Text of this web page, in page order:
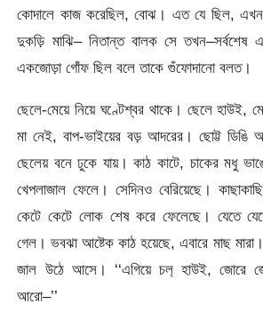
কোদালে কাজ করেছিল, বোঝ। এত যে ছিল, এখন
দুকড়ি মাঝি– নিতান্ত বালক সে তখন–সর্বশেষ
একজোড়া গোঁফ ছিল বলে তাকে গুঁফোদানো বলত।
ছেলে-মেয়ে নিয়ে ঘণ্টেশ্বর থাকে। ছেলে হাউই,
মা নেই, বাপ-ভাইয়ের বড় আদরের। ছোট্ট ডিঙি
ছেলেয় বনে ঢুকে যায়। কাঠ কাটে, চাকের মধু
খেপলাজাল ফেলে। সেদিনও বেরিয়েছে।
কেটে কেটে লোক শেষ করে ফেলেছে। যেতে
গেল। ভবঝা আষ্টেক কাঠ হয়েছে, এবারে মাছ
জাল উঠে আসে। ‘‘এগিয়ে চল‌্ হাউই, জোরে
আরো–’’